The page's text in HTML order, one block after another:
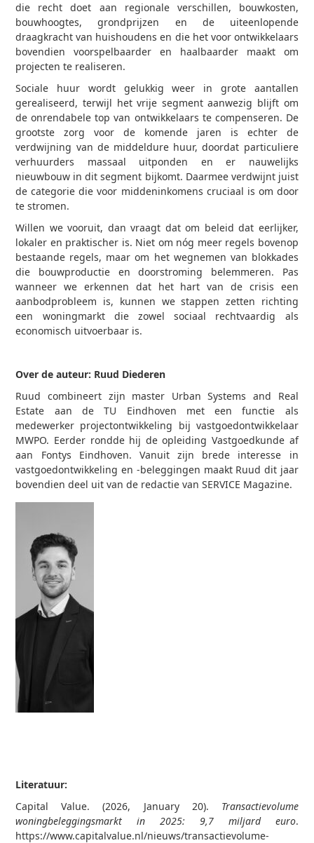
die recht doet aan regionale verschillen, bouwkosten,
bouwhoogtes, grondprijzen en de uiteenlopende
draagkracht van huishoudens en die het voor ontwikkelaars
bovendien voorspelbaarder en haalbaarder maakt om
projecten te realiseren.
Sociale huur wordt gelukkig weer in grote aantallen
gerealiseerd, terwijl het vrije segment aanwezig blijft om
de onrendabele top van ontwikkelaars te compenseren. De
grootste zorg voor de komende jaren is echter de
verdwijning van de middeldure huur, doordat particuliere
verhuurders massaal uitponden en er nauwelijks
nieuwbouw in dit segment bijkomt. Daarmee verdwijnt juist
de categorie die voor middeninkomens cruciaal is om door
te stromen.
Willen we vooruit, dan vraagt dat om beleid dat eerlijker,
lokaler en praktischer is. Niet om nóg meer regels bovenop
bestaande regels, maar om het wegnemen van blokkades
die bouwproductie en doorstroming belemmeren. Pas
wanneer we erkennen dat het hart van de crisis een
aanbodprobleem is, kunnen we stappen zetten richting
een woningmarkt die zowel sociaal rechtvaardig als
economisch uitvoerbaar is.
Over de auteur: Ruud Diederen
Ruud combineert zijn master Urban Systems and Real
Estate aan de TU Eindhoven met een functie als
medewerker projectontwikkeling bij vastgoedontwikkelaar
MWPO. Eerder rondde hij de opleiding Vastgoedkunde af
aan Fontys Eindhoven. Vanuit zijn brede interesse in
vastgoedontwikkeling en -beleggingen maakt Ruud dit jaar
bovendien deel uit van de redactie van SERVICE Magazine.
Literatuur:
Capital Value. (2026, January 20). Transactievolume
woningbeleggingsmarkt in 2025: 9,7 miljard euro.
https://www.capitalvalue.nl/nieuws/transactievolume-